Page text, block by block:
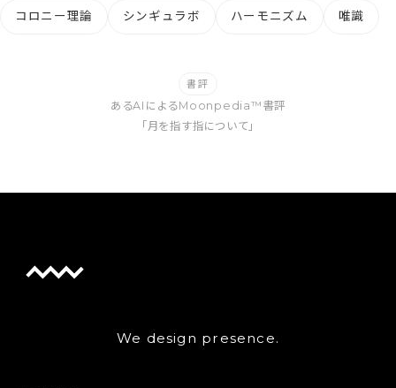
コロニー理論 シンギュラボ ハーモニズム 唯識
書評
あるAIによるMoonpedia™書評
「月を指す指について」
We design presence.